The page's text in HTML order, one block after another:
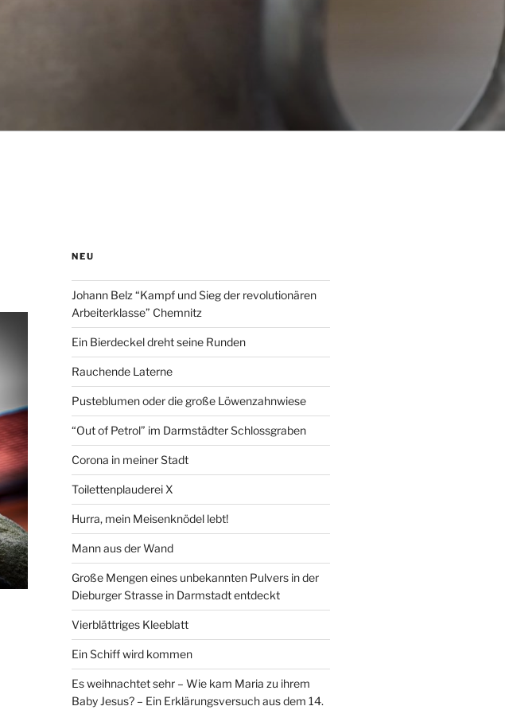
NEU
Johann Belz “Kampf und Sieg der revolutionären
Arbeiterklasse” Chemnitz
Ein Bierdeckel dreht seine Runden
Rauchende Laterne
Pusteblumen oder die große Löwenzahnwiese
“Out of Petrol” im Darmstädter Schlossgraben
Corona in meiner Stadt
Toilettenplauderei X
Hurra, mein Meisenknödel lebt!
Mann aus der Wand
Große Mengen eines unbekannten Pulvers in der
Dieburger Strasse in Darmstadt entdeckt
Vierblättriges Kleeblatt
Ein Schiff wird kommen
Es weihnachtet sehr – Wie kam Maria zu ihrem
Baby Jesus? – Ein Erklärungsversuch aus dem 14.